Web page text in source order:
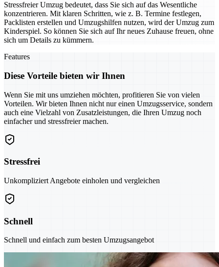
Stressfreier Umzug bedeutet, dass Sie sich auf das Wesentliche
konzentrieren. Mit klaren Schritten, wie z. B. Termine festlegen,
Packlisten erstellen und Umzugshilfen nutzen, wird der Umzug zum
Kinderspiel. So können Sie sich auf Ihr neues Zuhause freuen, ohne
sich um Details zu kümmern.
Features
Diese Vorteile bieten wir Ihnen
Wenn Sie mit uns umziehen möchten, profitieren Sie von vielen
Vorteilen. Wir bieten Ihnen nicht nur einen Umzugsservice, sondern
auch eine Vielzahl von Zusatzleistungen, die Ihren Umzug noch
einfacher und stressfreier machen.
Stressfrei
Unkompliziert Angebote einholen und vergleichen
Schnell
Schnell und einfach zum besten Umzugsangebot